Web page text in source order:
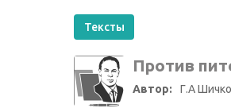
Тексты
Против
Автор: Г.А